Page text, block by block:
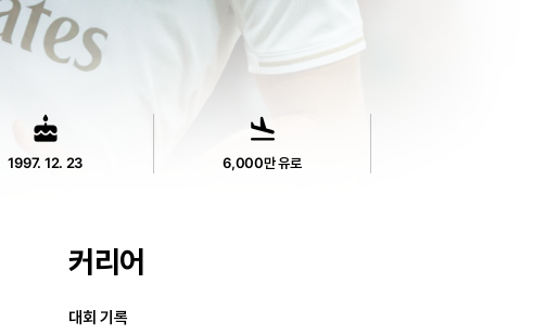
cake
1997. 12. 23
flight_land
6,000만 유로
커리어
대회 기록